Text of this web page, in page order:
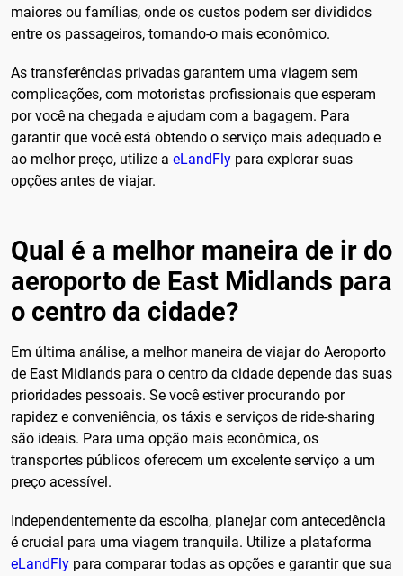
maiores ou famílias, onde os custos podem ser divididos
entre os passageiros, tornando-o mais econômico.
As transferências privadas garantem uma viagem sem
complicações, com motoristas profissionais que esperam
por você na chegada e ajudam com a bagagem. Para
garantir que você está obtendo o serviço mais adequado e
ao melhor preço, utilize a eLandFly para explorar suas
opções antes de viajar.
Qual é a melhor maneira de ir do
aeroporto de East Midlands para
o centro da cidade?
Em última análise, a melhor maneira de viajar do Aeroporto
de East Midlands para o centro da cidade depende das suas
prioridades pessoais. Se você estiver procurando por
rapidez e conveniência, os táxis e serviços de ride-sharing
são ideais. Para uma opção mais econômica, os
transportes públicos oferecem um excelente serviço a um
preço acessível.
Independentemente da escolha, planejar com antecedência
é crucial para uma viagem tranquila. Utilize a plataforma
eLandFly para comparar todas as opções e garantir que sua